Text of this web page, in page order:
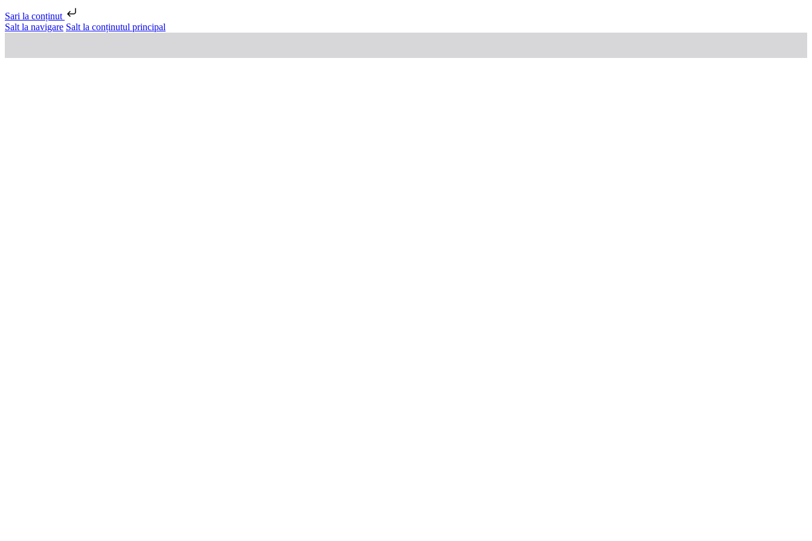
Sari la conținut
Salt la navigare Salt la conținutul principal